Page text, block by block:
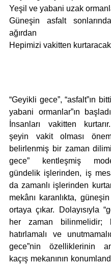
Yeşil ve yabani uzak
Güneşin asfalt
ağırdan
Hepimizi vakitten
“Geyikli gece”, “asfalt”ın
yabani ormanlar”ın
İnsanları vakitten
şeyin vakit olması
belirlenmiş bir zaman
gece” kentleşmiş
gündelik işlerinden, iş
da zamanlı işlerinden
mekânı karanlıkta,
ortaya çıkar. Dolayısıyla
her zaman bilinmelidir;
hatırlamalı ve
gece”nin özelliklerinin
kaçış mekanının